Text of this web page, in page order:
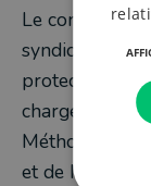
Le concours
syndicat
protection de
chargée, entre
Méthodes
et de Natura